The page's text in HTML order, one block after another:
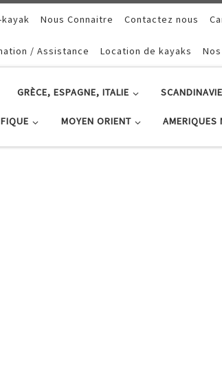
kayak Nous Connaitre Contactez nous
/ Assistance Location de kayaks
GRÈCE, ESPAGNE, ITALIE
MOYEN ORIENT AMERIQUES